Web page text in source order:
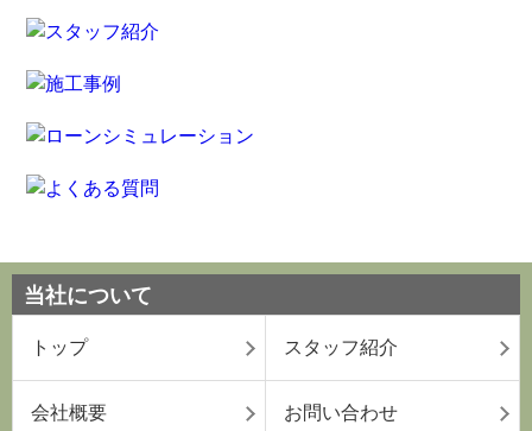
当社について
トップ スタッフ紹介
会社概要 お問い合わせ